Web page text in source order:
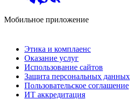
Мобильное приложение
Этика и комплаенс
Оказание услуг
Использование сайтов
Защита персональных данных
Пользовательское соглашение
ИТ аккредитация